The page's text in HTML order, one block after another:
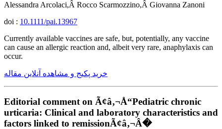
Alessandra Arcolaci,Â Rocco Scarmozzino,Â Giovanna Zanoni
doi : 10.1111/pai.13967
Currently available vaccines are safe, but, potentially, any vaccine
can cause an allergic reaction and, albeit very rare, anaphylaxis can
occur.
خرید پکیج و مشاهده آنلاین مقاله
Editorial comment on Ã¢â‚¬Å“Pediatric chronic
urticaria: Clinical and laboratory characteristics and
factors linked to remissionÃ¢â‚¬Â�